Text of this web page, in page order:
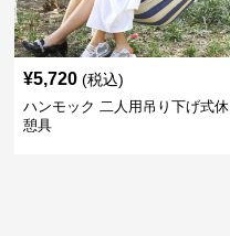
¥5,720 (税込)
ハンモック 二人用吊り下げ式休
憩具